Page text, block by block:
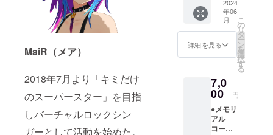
MaiR（メア）
2018年7月より「キミだけ
のスーパースター」を目指
しバーチャルロックシン
ガーとして活動を始めた。
方に向
けた応
援プラ
ンです
2024
年06
月
詳細を見る
こ
の
リ
タ
ー
ン
を
選
択
す
る
7,0
00 円
●メモリ
アル
コース